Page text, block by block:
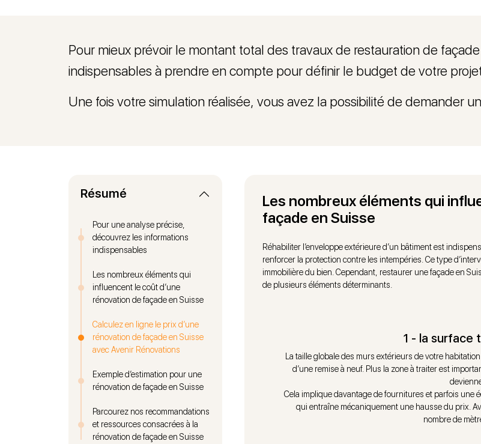
Pour mieux prévoir le montant total des travaux de restauration de
indispensables à prendre en compte pour définir le budget de votre
Une fois votre simulation réalisée, vous avez la possibilité de demander
Résumé
Pour une analyse précise,
découvrez les informations
indispensables
Les nombreux éléments qui
influencent le coût d’une
rénovation de façade en Suisse
Calculez en ligne le prix d’une
rénovation de façade en Suisse
avec Avenir Rénovations
Exemple d’estimation pour une
rénovation de façade en Suisse
Parcourez nos recommandations
et ressources consacrées à la
rénovation de façade en Suisse
Les nombreux éléments qui
façade en Suisse
Réhabiliter l’enveloppe extérieure d’un bâtiment est
renforcer la protection contre les intempéries. Ce type
immobilière du bien. Cependant, restaurer une façade en
de plusieurs éléments déterminants.
1 - la surface
La taille globale des murs extérieurs de votre
d’une remise à neuf. Plus la zone à traiter est
Cela implique davantage de fournitures et parfois une
qui entraîne mécaniquement une hausse du prix.
nombre de